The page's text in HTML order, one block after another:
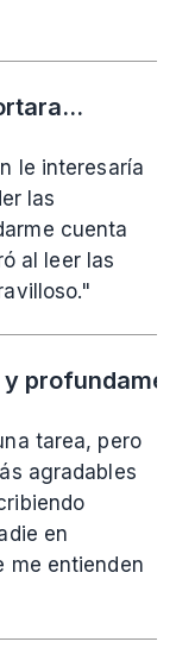
le interesaría
las
cuenta
al leer las
tarea, pero
agradables
en
me entienden